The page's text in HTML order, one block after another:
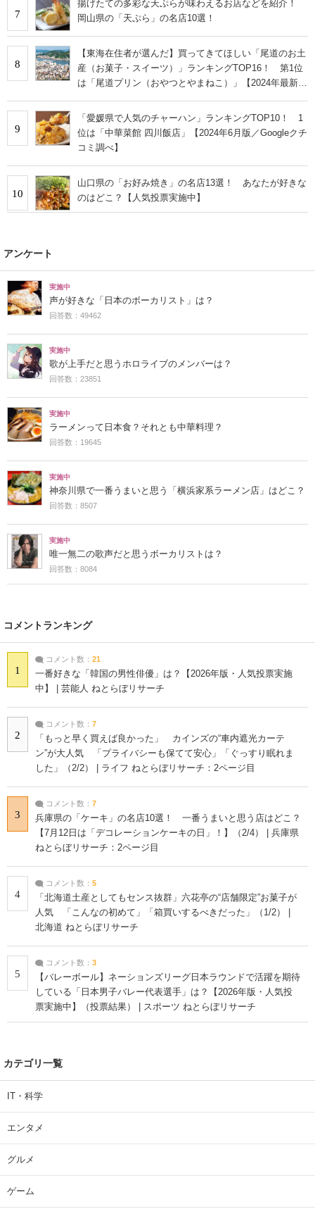
7
揚げたての多彩な天ぷらが味わえるお店などを紹介！
岡山県の「天ぷら」の名店10選！
8
【東海在住者が選んだ】買ってきてほしい「尾道のお土
産（お菓子・スイーツ）」ランキングTOP16！ 第1位
は「尾道プリン（おやつとやまねこ）」【2024年最新調
9
「愛媛県で人気のチャーハン」ランキングTOP10！ 1
位は「中華菜館 四川飯店」【2024年6月版／Googleクチ
コミ調べ】
10
山口県の「お好み焼き」の名店13選！ あなたが好きな
のはどこ？【人気投票実施中】
アンケート
実施中
声が好きな「日本のボーカリスト」は？
回答数：49462
実施中
歌が上手だと思うホロライブのメンバーは？
回答数：23851
実施中
ラーメンって日本食？それとも中華料理？
回答数：19645
実施中
神奈川県で一番うまいと思う「横浜家系ラーメン店」はどこ？
回答数：8507
実施中
唯一無二の歌声だと思うボーカリストは？
回答数：8084
コメントランキング
1
コメント数： 21
一番好きな「韓国の男性俳優」は？【2026年版・人気投票実施
中】 | 芸能人 ねとらぼリサーチ
2
コメント数： 7
「もっと早く買えば良かった」 カインズの“車内遮光カーテ
ン”が大人気 「プライバシーも保てて安心」「ぐっすり眠れま
した」（2/2） | ライフ ねとらぼリサーチ：2ページ目
3
コメント数： 7
兵庫県の「ケーキ」の名店10選！ 一番うまいと思う店はどこ？
【7月12日は「デコレーションケーキの日」！】（2/4） | 兵庫県
ねとらぼリサーチ：2ページ目
4
コメント数： 5
「北海道土産としてもセンス抜群」六花亭の“店舗限定”お菓子が
人気 「こんなの初めて」「箱買いするべきだった」（1/2） |
北海道 ねとらぼリサーチ
5
コメント数： 3
【バレーボール】ネーションズリーグ日本ラウンドで活躍を期待
している「日本男子バレー代表選手」は？【2026年版・人気投
票実施中】（投票結果） | スポーツ ねとらぼリサーチ
カテゴリ一覧
IT・科学
エンタメ
グルメ
ゲーム